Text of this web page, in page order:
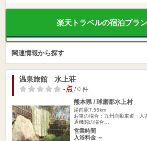
楽天トラベルの宿泊プラ
関連情報から探す
温泉旅館 水上荘
-点/ 0 件
熊本県 / 球磨郡水上村
湯前駅7.55km
お車の場合：九州自動車道・
通機関の場合…
営業時間
入浴料金 ～